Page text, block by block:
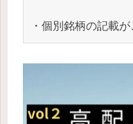
・個別銘柄の記載